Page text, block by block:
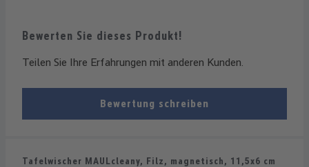
Bewerten Sie dieses Produkt!
Teilen Sie Ihre Erfahrungen mit anderen Kunden.
Bewertung schreiben
Tafelwischer MAULcleany, Filz, magnetisch, 11,5x6 cm